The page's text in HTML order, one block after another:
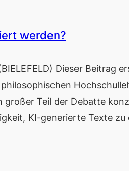
werden?
Dieser Beitrag
großer Teil der Debatte
KI-generierte Texte